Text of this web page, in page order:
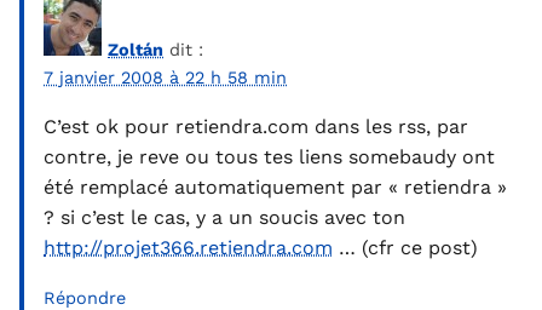
Zoltán dit :
7 janvier 2008 à 22 h 58 min
C’est ok pour retiendra.com dans les rss, par
contre, je reve ou tous tes liens somebaudy ont
été remplacé automatiquement par « retiendra »
? si c’est le cas, y a un soucis avec ton
http://projet366.retiendra.com … (cfr ce post)
Répondre